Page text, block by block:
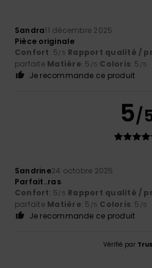
Sandra11 décembre 2025
Pièce originale
Confort: 5/5 Rapport qualité /
parfaite Matière: 5 /5 Coloris: 5 /5
Je recommande ce produit
5/
Sandrine24 octobre 2025
Parfait..ras
Confort: 5/5 Rapport qualité /
parfaite Matière: 5 /5 Coloris: 5 /5
Je recommande ce produit
Vérifié par